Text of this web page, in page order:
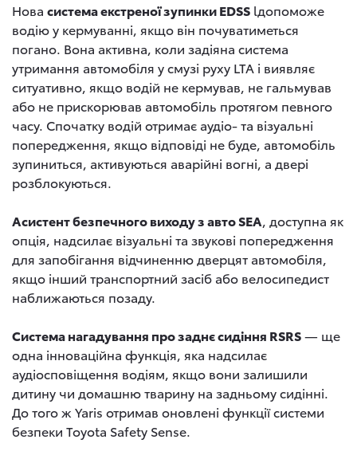
Нова система екстреної зупинки EDSS lдопоможе
водію у кермуванні, якщо він почуватиметься
погано. Вона активна, коли задіяна система
утримання автомобіля у смузі руху LTA і виявляє
ситуативно, якщо водій не кермував, не гальмував
або не прискорював автомобіль протягом певного
часу. Спочатку водій отримає аудіо- та візуальні
попередження, якщо відповіді не буде, автомобіль
зупиниться, активуються аварійні вогні, а двері
розблокуються.
Асистент безпечного виходу з авто SEA, доступна як
опція, надсилає візуальні та звукові попередження
для запобігання відчиненню дверцят автомобіля,
якщо інший транспортний засіб або велосипедист
наближаються позаду.
Система нагадування про заднє сидіння RSRS— ще
одна інноваційна функція, яка надсилає
аудіосповіщення водіям, якщо вони залишили
дитину чи домашню тварину на задньому сидінні.
До того ж Yaris отримав оновлені функції системи
безпеки Toyota Safety Sense.